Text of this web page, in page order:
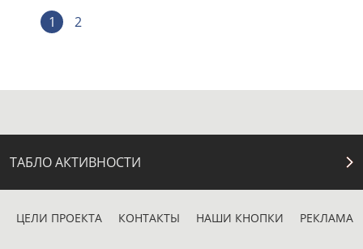
1 2
ТАБЛО АКТИВНОСТИ
ЦЕЛИ ПРОЕКТА КОНТАКТЫ НАШИ КНОПКИ РЕКЛАМА